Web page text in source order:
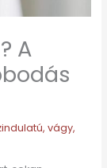
A
, vágy,